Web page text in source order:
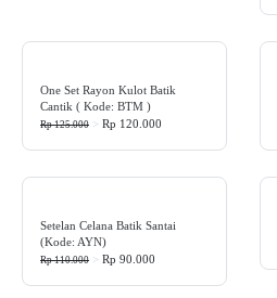
One Set Rayon Kulot Batik
Cantik ( Kode: BTM )
Rp 125.000 > Rp 120.000
Setelan Celana Batik Santai
(Kode: AYN)
Rp 110.000 > Rp 90.000